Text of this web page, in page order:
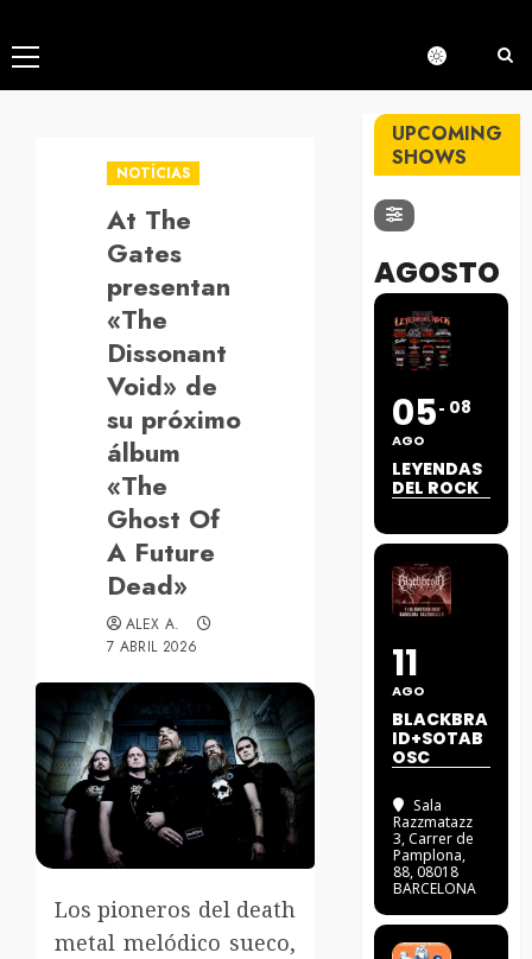
Menú
principal
NOTÍCIAS
At The
Gates
presentan
«The
Dissonant
Void» de
su próximo
álbum
«The
Ghost Of
A Future
Dead»
ALEX A.
7 ABRIL 2026
Los pioneros del death
metal melódico sueco,
UPCOMING
SHOWS
AGOSTO
05
AGO
08
LEYENDAS
DEL ROCK
11
AGO
BLACKBRA
ID+SOTAB
OSC
Sala
Razzmatazz
3, Carrer de
Pamplona,
88, 08018
BARCELONA